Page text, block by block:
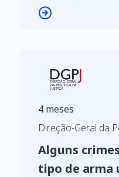
4 meses
Direção-Geral da
Alguns
tipo de arma